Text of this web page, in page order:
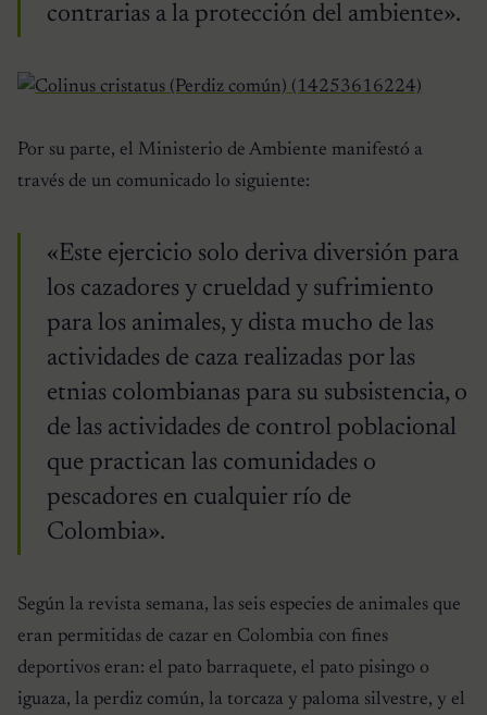
contrarias a la protección del ambiente».
Por su parte, el Ministerio de Ambiente manifestó a
través de un comunicado lo siguiente:
«Este ejercicio solo deriva diversión para
los cazadores y crueldad y sufrimiento
para los animales, y dista mucho de las
actividades de caza realizadas por las
etnias colombianas para su subsistencia, o
de las actividades de control poblacional
que practican las comunidades o
pescadores en cualquier río de
Colombia».
Según la revista semana, las seis especies de animales que
eran permitidas de cazar en Colombia con fines
deportivos eran: el pato barraquete, el pato pisingo o
iguaza, la perdiz común, la torcaza y paloma silvestre, y el